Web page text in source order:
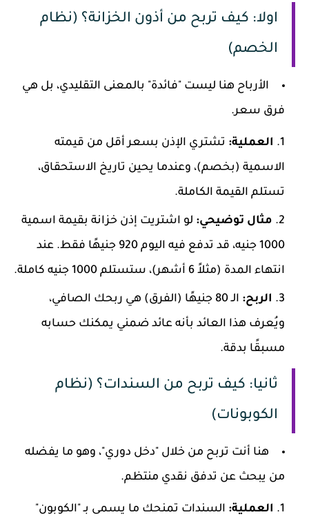
اولا: كيف تربح من أذون الخزانة؟ (نظام
الخصم)
الأرباح هنا ليست "فائدة" بالمعنى التقليدي، بل هي
فرق سعر.
العملية: تشتري الإذن بسعر أقل من قيمته
الاسمية (بخصم)، وعندما يحين تاريخ الاستحقاق،
تستلم القيمة الكاملة.
مثال توضيحي: لو اشتريت إذن خزانة بقيمة اسمية
1000 جنيه، قد تدفع فيه اليوم 920 جنيهًا فقط. عند
انتهاء المدة (مثلاً 6 أشهر)، ستستلم 1000 جنيه كاملة.
الربح:
الـ 80 جنيهًا (الفرق) هي ربحك الصافي،
ويُعرف هذا العائد بأنه عائد ضمني يمكنك حسابه
مسبقًا بدقة.
ثانيا: كيف تربح من السندات؟ (نظام
الكوبونات)
هنا أنت تربح من خلال "دخل دوري"، وهو ما يفضله
من يبحث عن تدفق نقدي منتظم.
العملية: السندات تمنحك ما يسمى بـ "الكوبون"